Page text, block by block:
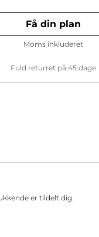
Få din plan
Fuld returret på 45 dage
Moms inkluderet
er tildelt dig.